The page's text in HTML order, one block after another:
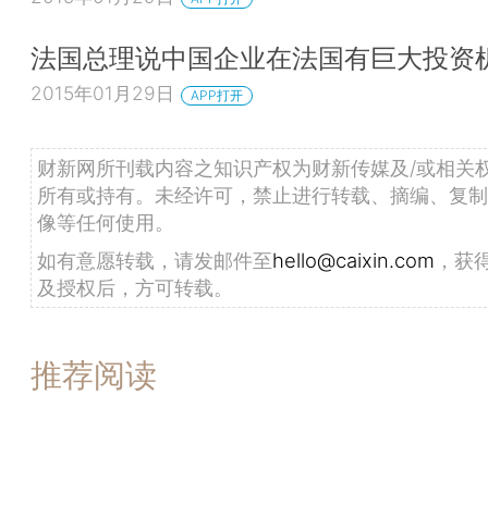
法国总理说中国企业在法国有巨大投资
2015年01月29日 APP打开
财新网所刊载内容之知识产权为财新传媒及/或相关
所有或持有。未经许可，禁止进行转载、摘编、复
像等任何使用。
如有意愿转载，请发邮件至hello@caixin.com ，获
及授权后，方可转载。
推荐阅读